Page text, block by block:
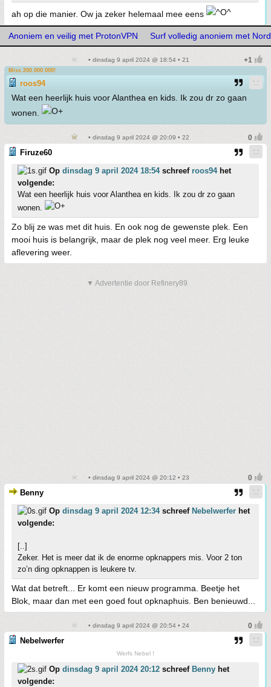
ah op die manier. Ow ja zeker helemaal mee eens
Anoniem en veilig met ProtonVPN Surf volledig anoniem met
• dinsdag 9 april 2024 @ 18:54 • 21
Miss 200.000.000!
roos94
Wat een heerlijk huis voor Alanthea en kids. Ik zou dr zo gaan
wonen.
• dinsdag 9 april 2024 @ 20:09 • 22
Firuze60
Op dinsdag 9 april 2024 18:54schreef roos94het
volgende:
Wat een heerlijk huis voor Alanthea en kids. Ik zou dr zo gaan
wonen.
Zo blij ze was met dit huis. En ook nog de gewenste plek. Een
mooi huis is belangrijk, maar de plek nog veel meer. Erg leuke
aflevering weer.
▼ Advertentie door Refinery89
• dinsdag 9 april 2024 @ 20:12 • 23
Benny
Op dinsdag 9 april 2024 12:34schreef Nebelwerfer het
volgende:
[..]
Zeker. Het is meer dat ik de enorme opknappers mis. Voor 2 ton
zo’n ding opknappen is leukere tv.
Wat dat betreft... Er komt een nieuw programma. Beetje het
Blok, maar dan met een goed fout opknaphuis. Ben benieuwd...
• dinsdag 9 april 2024 @ 20:54 • 24
Nebelwerfer
Werfs Nebel !
Op dinsdag 9 april 2024 20:12 schreef Benny het
volgende: